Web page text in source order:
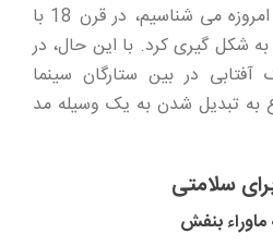
عینک آفتابی، همانطور که امروزه می شناسیم، در قرن 18 با
شکل گیری کرد. با این حال، در
عینک آفتابی در بین ستارگان سینما
به تبدیل شدن به یک وسیله مد